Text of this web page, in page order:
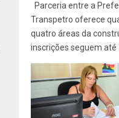
Parceria entre a
Transpetro oferece
quatro áreas da
inscrições seguem até